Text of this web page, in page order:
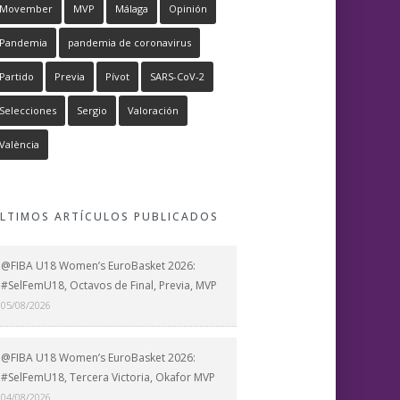
Movember MVP Málaga Opinión
Pandemia pandemia de coronavirus
Partido Previa Pívot SARS-CoV-2
Selecciones Sergio Valoración
València
ARTÍCULOS PUBLICADOS
@FIBA U18 Women’s EuroBasket 2026:
#SelFemU18, Octavos de Final, Previa, MVP
05/08/2026
@FIBA U18 Women’s EuroBasket 2026:
#SelFemU18, Tercera Victoria, Okafor MVP
04/08/2026